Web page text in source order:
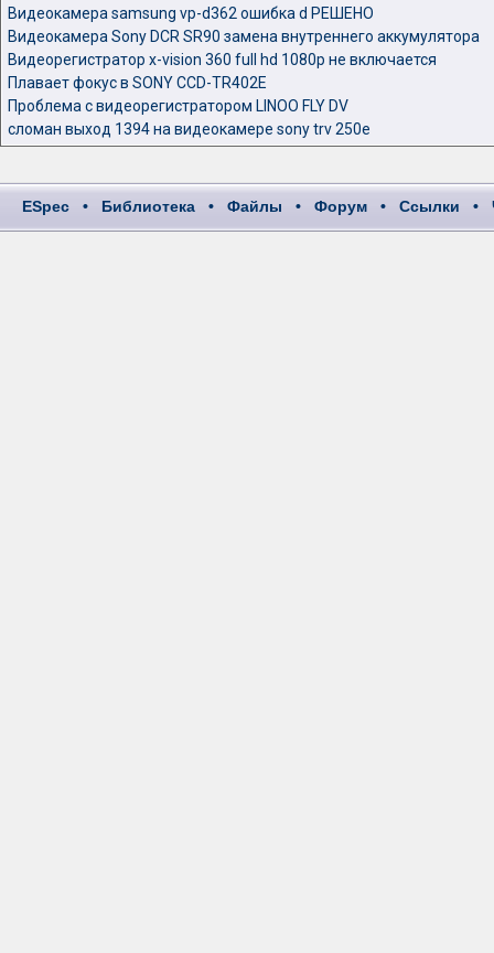
Видеокамера samsung vp-d362 ошибка d РЕШЕНО
Видеокамера Sony DCR SR90 замена внутреннего аккумулятора
Видеорегистратор x-vision 360 full hd 1080p не включается
Плавает фокус в SONY CCD-TR402E
Проблема с видеорегистратором LINOO FLY DV
сломан выход 1394 на видеокамере sony trv 250e
ESpec • Библиотека • Файлы • Форум • Ссылки •